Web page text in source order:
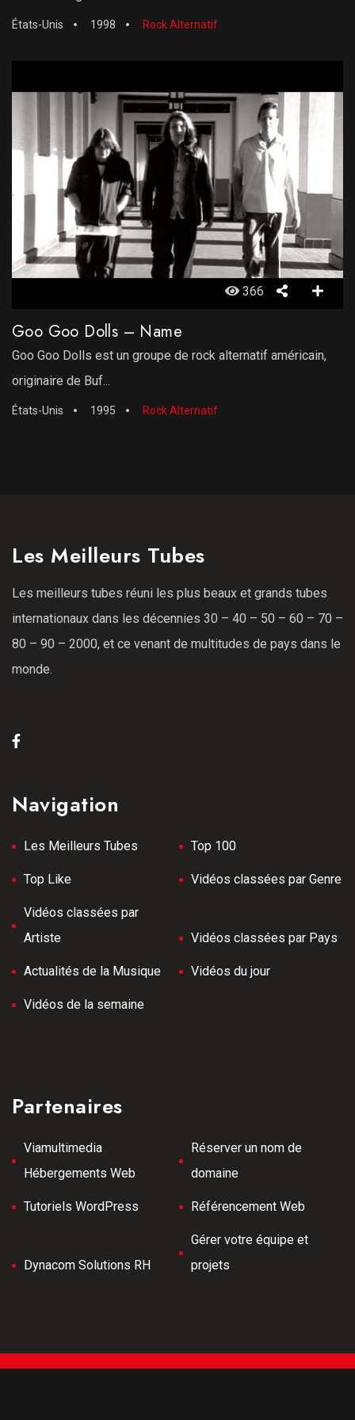
États-Unis 1998 Rock Alternatif
366
Goo Goo Dolls – Name
Goo Goo Dolls est un groupe de rock alternatif américain,
originaire de Buf...
États-Unis 1995 Rock Alternatif
Les Meilleurs Tubes
Les meilleurs tubes réuni les plus beaux et grands tubes
internationaux dans les décennies 30 – 40 – 50 – 60 – 70 –
80 – 90 – 2000, et ce venant de multitudes de pays dans le
monde.
Navigation
Les Meilleurs Tubes Top 100
Top Like Vidéos classées par Genre
Vidéos classées par
Artiste
Vidéos classées par Pays
Actualités de la Musique Vidéos du jour
Vidéos de la semaine
Partenaires
Viamultimedia
Hébergements Web
Réserver un nom de
domaine
Tutoriels WordPress Référencement Web
Dynacom Solutions RH
Gérer votre équipe et
projets